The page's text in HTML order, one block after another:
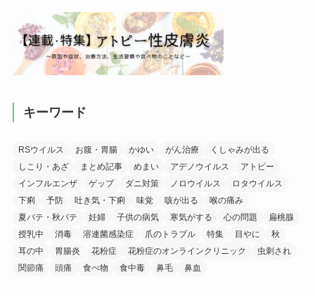
キーワード
RSウイルス お腹・胃腸 かゆい がん治療
くしゃみが出る
しこり・あざ
まとめ記事 めまい アデノウイルス
アトピー
インフルエンザ
ゲップ ダニ対策 ノロウイルス
ロタウイルス
下痢
予防 吐き気・下痢 味覚 咳が出る
喉の痛み
夏バテ・秋バテ
妊婦 子供の病気 寒気がする 心の問題
扁桃腺
授乳中
消毒 溶連菌感染症 爪のトラブル 特集 目やに
秋
耳の中
胃腸炎 花粉症 花粉症のオンラインクリニック
虫刺され
関節痛
頭痛 食べ物 食中毒 鼻毛 鼻血